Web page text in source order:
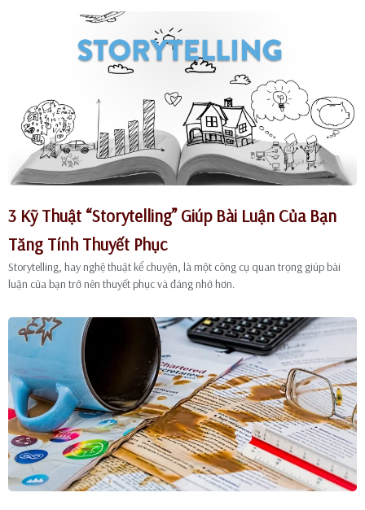
3 Kỹ Thuật “Storytelling” Giúp Bài Luận Của Bạn
Tăng Tính Thuyết Phục
Storytelling, hay nghệ thuật kể chuyện, là một công cụ quan trọng giúp bài
luận của bạn trở nên thuyết phục và đáng nhớ hơn.